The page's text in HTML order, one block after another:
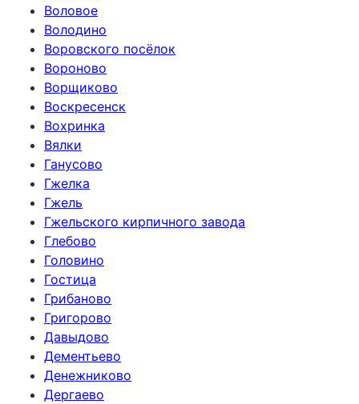
Воловое
Володино
Воровского посёлок
Вороново
Ворщиково
Воскресенск
Вохринка
Вялки
Ганусово
Гжелка
Гжель
Гжельского кирпичного завода
Глебово
Головино
Гостица
Грибаново
Григорово
Давыдово
Дементьево
Денежниково
Дергаево